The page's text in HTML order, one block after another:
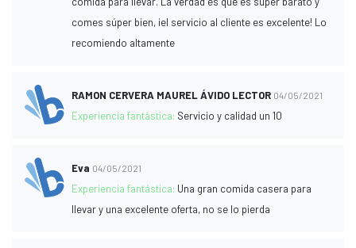
comes súper bien, ¡el servicio al cliente es excelente! Lo
recomiendo altamente
RAMON CERVERA MAUREL ÁVIDO LECTOR 04/05/2021
Experiencia fantástica: Servicio y calidad un 10
Eva 04/05/2021
Experiencia fantástica: Una gran comida casera para
llevar y una excelente oferta, no se lo pierda